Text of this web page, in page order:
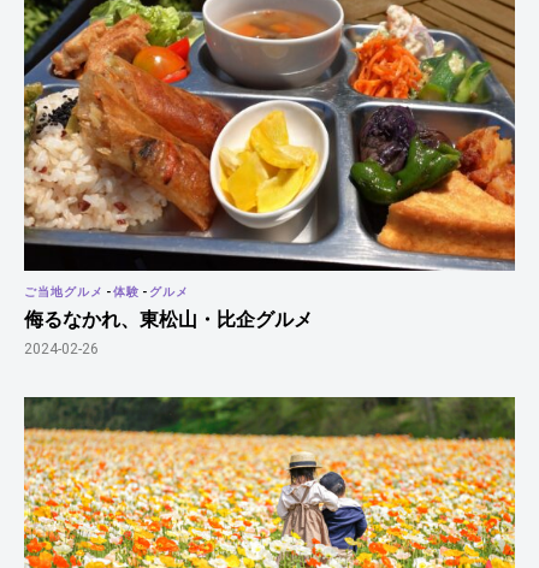
ご当地グルメ -体験 - グルメ
侮るなかれ、東松山・比企グルメ
2024-02-26